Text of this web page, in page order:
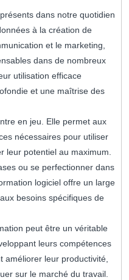
dans notre quotidien
à la création de
et le marketing,
dans de nombreux
utilisation efficace
et une maîtrise des
en jeu. Elle permet aux
nécessaires pour utiliser
leur potentiel au maximum.
ou se perfectionner dans
logiciel offre un large
besoins spécifiques de
peut être un véritable
leurs compétences
améliorer leur productivité,
sur le marché du travail.